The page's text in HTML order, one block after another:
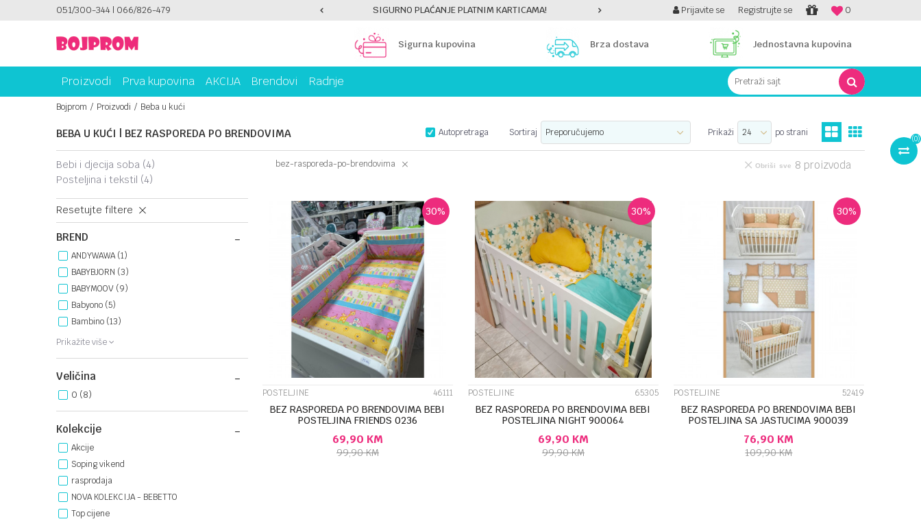
051/300-344 | 066/826-479PLATI UNICREDIT KARTICOM NA RATE! SIGURNO PLAĆANJE PLATNIM KARTICAMA! PLATI UNICREDIT KARTICOM NA RATE! 0
Prijavite se Registrujte se
Sigurna kupovina Brza dostava Jednostavna kupovina
Proizvodi Prva kupovina AKCIJA Brendovi Radnje Pretraži sajt
(0)
Bojprom Proizvodi Beba u kući
BEBA U KUĆI | BEZ RASPOREDA PO BRENDOVIMA Autopretraga Sortiraj Prikaži po strani
bebi i djecija soba (4)
posteljina i tekstil (4)
Resetujte filtere
BREND
ANDYWAWA (1)
BABYBJORN (3)
BABYMOOV (9)
Babyono (5)
Bambino (13)
Prikažite više
Veličina
0 (8)
Kolekcije
Akcije
Soping vikend
rasprodaja
NOVA KOLEKCIJA - BEBETTO
Top cijene
bez-rasporeda-po-brendovima 8 proizvoda
Obriši sve
UPOREDI
30%
POSTELJINE 46111
BEZ RASPOREDA PO BRENDOVIMA BEBI
POSTELJINA FRIENDS 0236
69,90 KM
99,90KM
UPOREDI
30%
POSTELJINE 65305
BEZ RASPOREDA PO BRENDOVIMA BEBI
POSTELJINA NIGHT 900064
69,90 KM
99,90KM
UPOREDI
30%
POSTELJINE 52419
BEZ RASPOREDA PO BRENDOVIMA BEBI
POSTELJINA SA JASTUCIMA 900039
76,90 KM
109,90KM